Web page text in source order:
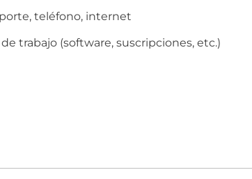
teléfono, internet
trabajo (software, suscripciones, etc.)